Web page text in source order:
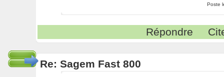
Poste
Répondre
Re: Sagem Fast 800